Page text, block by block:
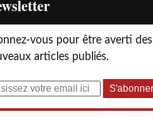
vous pour être averti des
articles publiés.